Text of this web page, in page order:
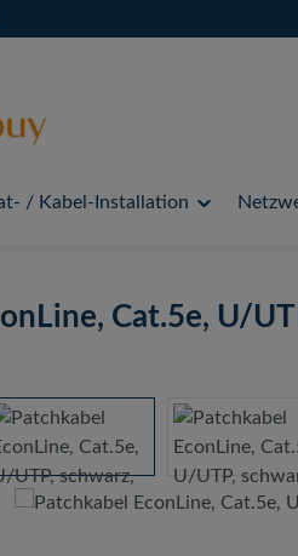
/ Kabel-Installation
Cat.5e, U/